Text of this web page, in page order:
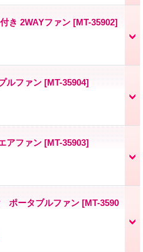
き 2WAYファン [MT-35902]
ルファン [MT-35904]
アファン [MT-35903]
ポータブルファン [MT-3590